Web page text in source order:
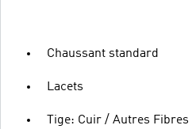
Chaussant standard
Lacets
Tige: Cuir / Autres Fibres